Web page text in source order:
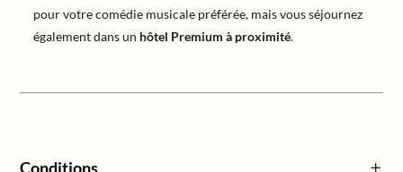
pour votre comédie musicale préférée, mais vous séjournez
également dans un hôtel Premium à proximité.
Conditions